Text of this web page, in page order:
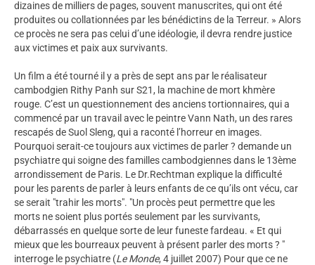
dizaines de milliers de pages, souvent manuscrites, qui ont été
produites ou collationnées par les bénédictins de la Terreur. » Alors
ce procès ne sera pas celui d’une idéologie, il devra rendre justice
aux victimes et paix aux survivants.
Un film a été tourné il y a près de sept ans par le réalisateur
cambodgien Rithy Panh sur S21, la machine de mort khmère
rouge. C’est un questionnement des anciens tortionnaires, qui a
commencé par un travail avec le peintre Vann Nath, un des rares
rescapés de Suol Sleng, qui a raconté l’horreur en images.
Pourquoi serait-ce toujours aux victimes de parler ? demande un
psychiatre qui soigne des familles cambodgiennes dans le 13ème
arrondissement de Paris. Le Dr.Rechtman explique la difficulté
pour les parents de parler à leurs enfants de ce qu’ils ont vécu, car
se serait "trahir les morts". "Un procès peut permettre que les
morts ne soient plus portés seulement par les survivants,
débarrassés en quelque sorte de leur funeste fardeau. « Et qui
mieux que les bourreaux peuvent à présent parler des morts ? "
interroge le psychiatre (Le Monde, 4 juillet 2007) Pour que ce ne